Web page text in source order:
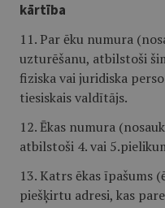
kārtība
11. Par ēku numura
uzturēšanu, atbilstoši
fiziska vai juridiska
tiesiskais valdītājs.
12. Ēkas numura
atbilstoši 4. vai
13. Katrs ēkas īpašums
piešķirtu adresi, kas